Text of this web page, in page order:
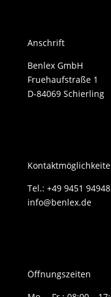
Anschrift
Benlex GmbH
Fruehaufstraße 1
D-84069 Schierling
Tel.: +49 9451
info@benlex.de
Öffnungszeiten